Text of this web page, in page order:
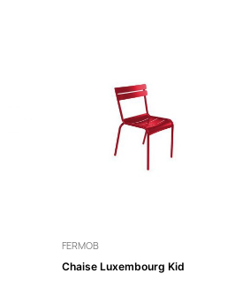
FERMOB
Chaise Luxembourg Kid